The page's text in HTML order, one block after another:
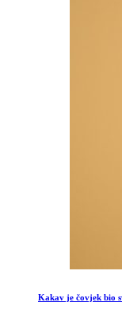
Kakav je čovjek bio